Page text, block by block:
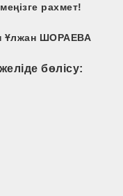
рахмет!
Ұлжан ШОРАЕВА
бөлісу: